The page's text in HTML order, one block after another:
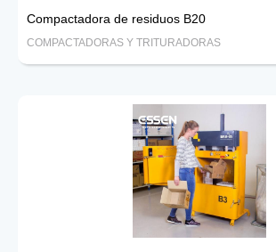
Compactadora de residuos B20
COMPACTADORAS Y TRITURADORAS